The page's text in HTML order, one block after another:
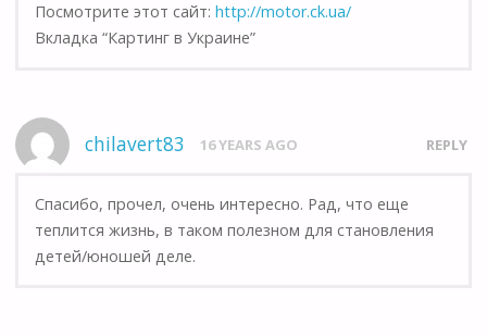
Посмотрите этот сайт: http://motor.ck.ua/
Вкладка “Картинг в Украине”
chilavert83 16 YEARS AGO REPLY
Спасибо, прочел, очень интересно. Рад, что еще
теплится жизнь, в таком полезном для становления
детей/юношей деле.